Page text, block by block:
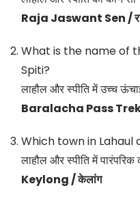
Raja Jaswant Sen /
What is the name of
Spiti?
लाहौल और स्पीति में उच्च
Baralacha Pass Trek /
Which town in
लाहौल और स्पीति में
Keylong / केलांग